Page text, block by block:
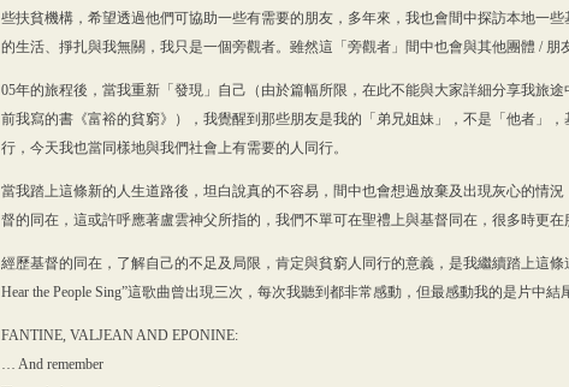
些扶貧機構，希望透過他們可協助一些有需要的朋友，多年來，我也會間中探訪本地一
的生活、掙扎與我無關，我只是一個旁觀者。雖然這「旁觀者」間中也會與其他團體 / 朋
05年的旅程後，當我重新「發現」自己（由於篇幅所限，在此不能與大家詳細分享我旅
前我寫的書《富裕的貧窮》），我覺醒到那些朋友是我的「弟兄姐妹」，不是「他者」
行，今天我也當同樣地與我們社會上有需要的人同行。
當我踏上這條新的人生道路後，坦白說真的不容易，間中也會想過放棄及出現灰心的情
督的同在，這或許呼應著盧雲神父所指的，我們不單可在聖禮上與基督同在，很多時更在
經歷基督的同在，了解自己的不足及局限，肯定與貧窮人同行的意義，是我繼續踏上這條
Hear the People Sing”這歌曲曾出現三次，每次我聽到都非常感動，但最感動我的是片中
FANTINE, VALJEAN AND EPONINE:
… And remember